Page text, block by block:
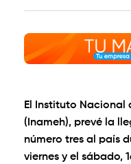
El Instituto Nacional
(Inameh), prevé la
número tres al país
viernes y el sábado,